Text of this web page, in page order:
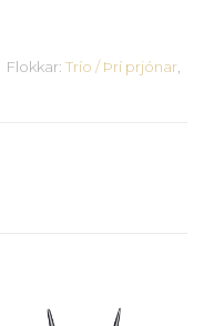
Flokkar: Trío / Þrí prjónar